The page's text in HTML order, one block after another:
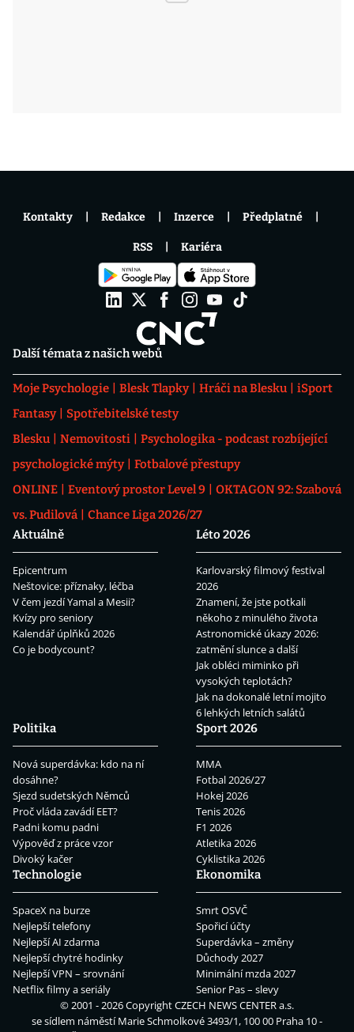
Další témata z našich webů
Moje Psychologie Blesk Tlapky Hráči na Blesku
iSport
Fantasy
Spotřebitelské testy
Blesku
Nemovitosti
Psychologika - podcast rozbíjející
psychologické mýty
Fotbalové přestupy
ONLINE
Eventový prostor Level 9
OKTAGON 92: Szabová
vs. Pudilová
Chance Liga 2026/27
Aktuálně
Epicentrum
Neštovice: příznaky, léčba
V čem jezdí Yamal a Mesii?
Kvízy pro seniory
Kalendář úplňků 2026
Co je bodycount?
Léto 2026
Karlovarský filmový festival
2026
Znamení, že jste potkali
někoho z minulého života
Astronomické úkazy 2026:
zatmění slunce a další
Jak obléci miminko při
vysokých teplotách?
Jak na dokonalé letní mojito
6 lehkých letních salátů
Politika
Nová superdávka: kdo na ní
dosáhne?
Sjezd sudetských Němců
Proč vláda zavádí EET?
Padni komu padni
Výpověď z práce vzor
Divoký kačer
Sport 2026
MMA
Fotbal 2026/27
Hokej 2026
Tenis 2026
F1 2026
Atletika 2026
Cyklistika 2026
Technologie
SpaceX na burze
Nejlepší telefony
Nejlepší AI zdarma
Nejlepší chytré hodinky
Nejlepší VPN – srovnání
Netflix filmy a seriály
Ekonomika
Smrt OSVČ
Spořicí účty
Superdávka – změny
Důchody 2027
Minimální mzda 2027
Senior Pas – slevy
Kontakty Redakce Inzerce Předplatné
RSS Kariéra
© 2001 - 2026 CopyrightCZECH NEWS CENTER a.s.
se sídlem náměstí Marie Schmolkové 3493/1, 100 00 Praha 10 -